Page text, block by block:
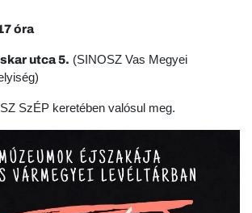
óra
utca 5. (SINOSZ Vas Megyei
SzÉP keretében valósul meg.